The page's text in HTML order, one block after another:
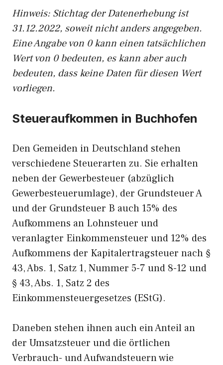
Hinweis: Stichtag der Datenerhebung ist
31.12.2022, soweit nicht anders angegeben.
Eine Angabe von 0 kann einen tatsächlichen
Wert von 0 bedeuten, es kann aber auch
bedeuten, dass keine Daten für diesen Wert
vorliegen.
Steueraufkommen in Buchhofen
Den Gemeiden in Deutschland stehen
verschiedene Steuerarten zu. Sie erhalten
neben der Gewerbesteuer (abzüglich
Gewerbesteuerumlage), der Grundsteuer A
und der Grundsteuer B auch 15% des
Aufkommens an Lohnsteuer und
veranlagter Einkommensteuer und 12% des
Aufkommens der Kapitalertragsteuer nach §
43, Abs. 1, Satz 1, Nummer 5-7 und 8-12 und
§ 43, Abs. 1, Satz 2 des
Einkommensteuergesetzes (EStG).
Daneben stehen ihnen auch ein Anteil an
der Umsatzsteuer und die örtlichen
Verbrauch- und Aufwandsteuern wie